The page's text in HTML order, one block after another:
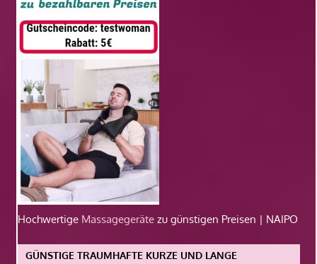
Hochwertige Massagegeräte zu günstigen Preisen | NAIPO
GÜNSTIGE TRAUMHAFTE KURZE UND LANGE